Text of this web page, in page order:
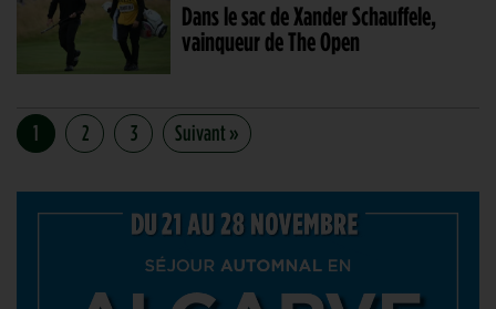
Dans le sac de Xander Schauffele,
vainqueur de The Open
1 2 3 Suivant »